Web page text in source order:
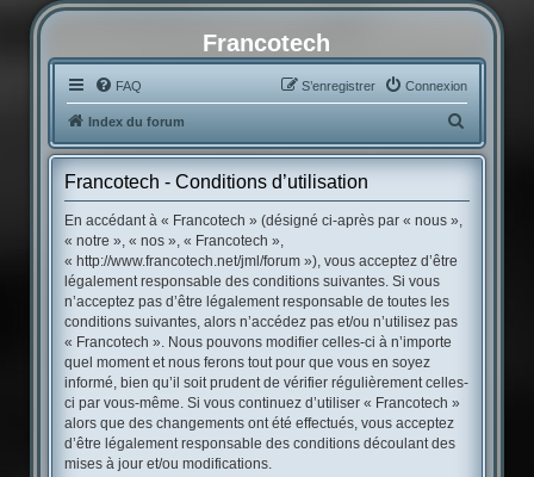
Francotech
FAQ Connexion
S’enregistrer
Index du forum
e
Francotech - Conditions d’utilisation
En accédant à « Francotech » (désigné ci-après par « nous »,
« notre », « nos », « Francotech »,
« http://www.francotech.net/jml/forum »), vous acceptez d’être
légalement responsable des conditions suivantes. Si vous
n’acceptez pas d’être légalement responsable de toutes les
conditions suivantes, alors n’accédez pas et/ou n’utilisez pas
« Francotech ». Nous pouvons modifier celles-ci à n’importe
quel moment et nous ferons tout pour que vous en soyez
informé, bien qu’il soit prudent de vérifier régulièrement celles-
ci par vous-même. Si vous continuez d’utiliser « Francotech »
alors que des changements ont été effectués, vous acceptez
d’être légalement responsable des conditions découlant des
mises à jour et/ou modifications.